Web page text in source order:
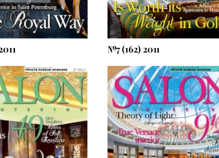
№7 (162) 2011
выходит 10.01.2011
Посмотреть что внутри